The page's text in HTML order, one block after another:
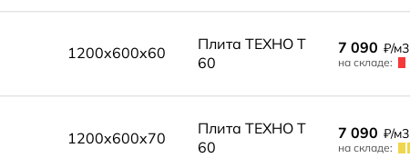
1200x600x60
Плита ТЕХНО Т
60
7 090 ₽/м3
на складе:
1200x600x70
Плита ТЕХНО Т
60
7 090 ₽/м3
на складе: